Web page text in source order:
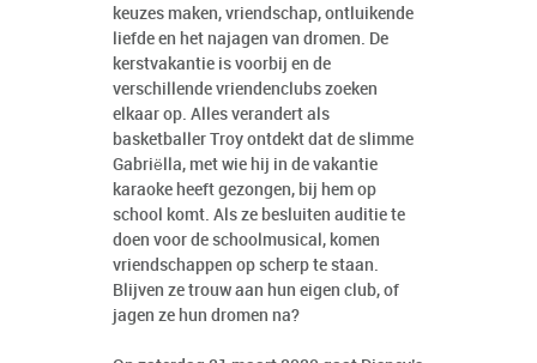
keuzes maken, vriendschap, ontluikende
liefde en het najagen van dromen. De
kerstvakantie is voorbij en de
verschillende vriendenclubs zoeken
elkaar op. Alles verandert als
basketballer Troy ontdekt dat de slimme
Gabriëlla, met wie hij in de vakantie
karaoke heeft gezongen, bij hem op
school komt. Als ze besluiten auditie te
doen voor de schoolmusical, komen
vriendschappen op scherp te staan.
Blijven ze trouw aan hun eigen club, of
jagen ze hun dromen na?